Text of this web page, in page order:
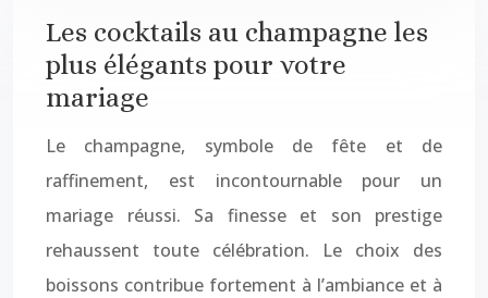
Les cocktails au champagne les
plus élégants pour votre
mariage
Le champagne, symbole de fête et de
raffinement, est incontournable pour un
mariage réussi. Sa finesse et son prestige
rehaussent toute célébration. Le choix des
boissons contribue fortement à l’ambiance et à